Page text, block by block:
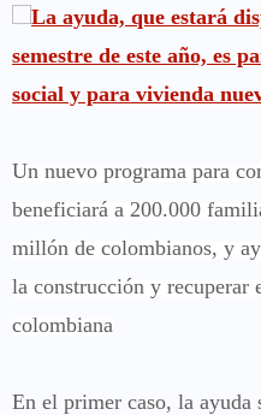
La ayuda, que estará
semestre de este año, es
social y para vivienda
Un nuevo programa para
beneficiará a 200.000
millón de colombianos, y
la construcción y recuperar
colombiana
En el primer caso, la ayuda